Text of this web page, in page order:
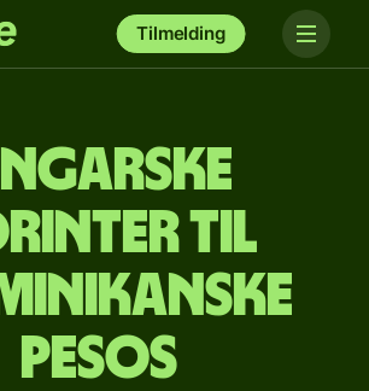
Tilmelding
til
pesos